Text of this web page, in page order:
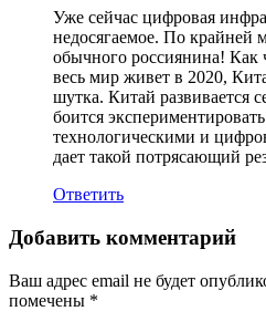
Уже сейчас цифровая
недосягаемое. По крайней
обычного россиянина! Как
весь мир живет в 2020,
шутка. Китай
боится
технологическими и
дает такой потрясающий
Ответить
Добавить комментарий
Ваш адрес email не будет
помечены *